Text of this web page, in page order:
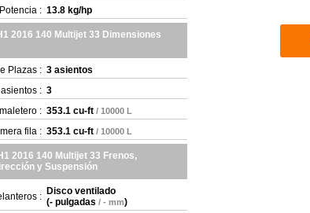
: 13.8 kg/hp
2016 140 Multijet 33 Dimensiones
Plazas : 3 asientos
: 3
: 353.1 cu-ft / 10000 L
fila : 353.1 cu-ft / 10000 L
2016 140 Multijet 33 Frenos,
y Suspensión
: Disco ventilado
(- pulgadas / - mm)